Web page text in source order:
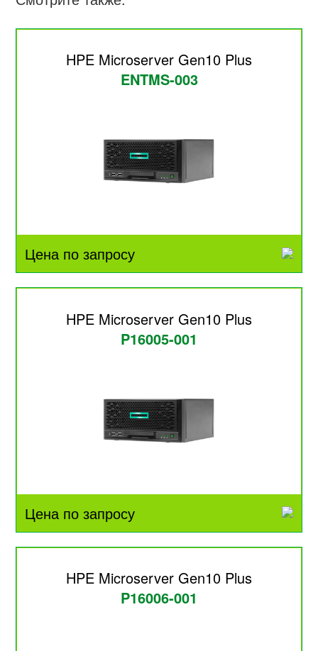
HPE Microserver Gen10 Plus
ENTMS-003
Цена по запросу
HPE Microserver Gen10 Plus
P16005-001
Цена по запросу
HPE Microserver Gen10 Plus
P16006-001